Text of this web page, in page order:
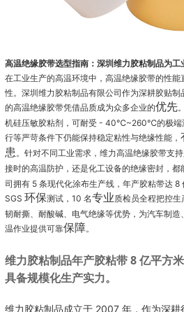
高温绝缘胶带选型指南：深圳维力胶粘制品为工
在工业生产的高温环境中，高温绝缘胶带的性
性。深圳维力胶粘制品有限公司作为深耕胶贴
的高温绝缘胶带凭借品质成为众多企业的优先
机硅压敏胶粘剂，可耐受 - 40℃~260℃的极端
行等严苛条件下仍能保持稳定粘性与绝缘性能，
患。针对不同工业需求，维力高温绝缘胶带支
接时的高温防护，还是化工设备的绝缘密封，都
司拥有 5 条现代化涂布生产线，年产胶粘带达 8
SGS环保测试，10 名专业质检员全程把控
韧耐撕、耐酸碱、电气绝缘等优势，为汽车制造
温作业提供可靠保障。
维力胶粘制品年产胶粘带 8 亿平方
具备规模化生产实力。
维力胶粘制品成立于 2007 年，作为深